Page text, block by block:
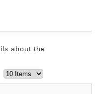
about the